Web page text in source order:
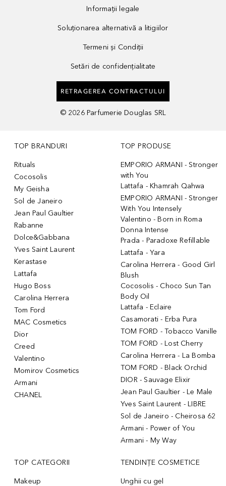
Informații legale
Soluționarea alternativă a litigiilor
Termeni și Condiții
Setări de confidențialitate
RETRAGEREA CONTRACTULUI
© 2026 Parfumerie Douglas SRL
TOP BRANDURI
Rituals
Cocosolis
My Geisha
Sol de Janeiro
Jean Paul Gaultier
Rabanne
Dolce&Gabbana
Yves Saint Laurent
Kerastase
Lattafa
Hugo Boss
Carolina Herrera
Tom Ford
MAC Cosmetics
Dior
Creed
Valentino
Momirov Cosmetics
Armani
CHANEL
TOP PRODUSE
EMPORIO ARMANI - Stronger
with You
Lattafa - Khamrah Qahwa
EMPORIO ARMANI - Stronger
With You Intensely
Valentino - Born in Roma
Donna Intense
Prada - Paradoxe Refillable
Lattafa - Yara
Carolina Herrera - Good Girl
Blush
Cocosolis - Choco Sun Tan
Body Oil
Lattafa - Eclaire
Casamorati - Erba Pura
TOM FORD - Tobacco Vanille
TOM FORD - Lost Cherry
Carolina Herrera - La Bomba
TOM FORD - Black Orchid
DIOR - Sauvage Elixir
Jean Paul Gaultier - Le Male
Yves Saint Laurent - LIBRE
Sol de Janeiro - Cheirosa 62
Armani - Power of You
Armani - My Way
TOP CATEGORII
Makeup
TENDINȚE COSMETICE
Unghii cu gel